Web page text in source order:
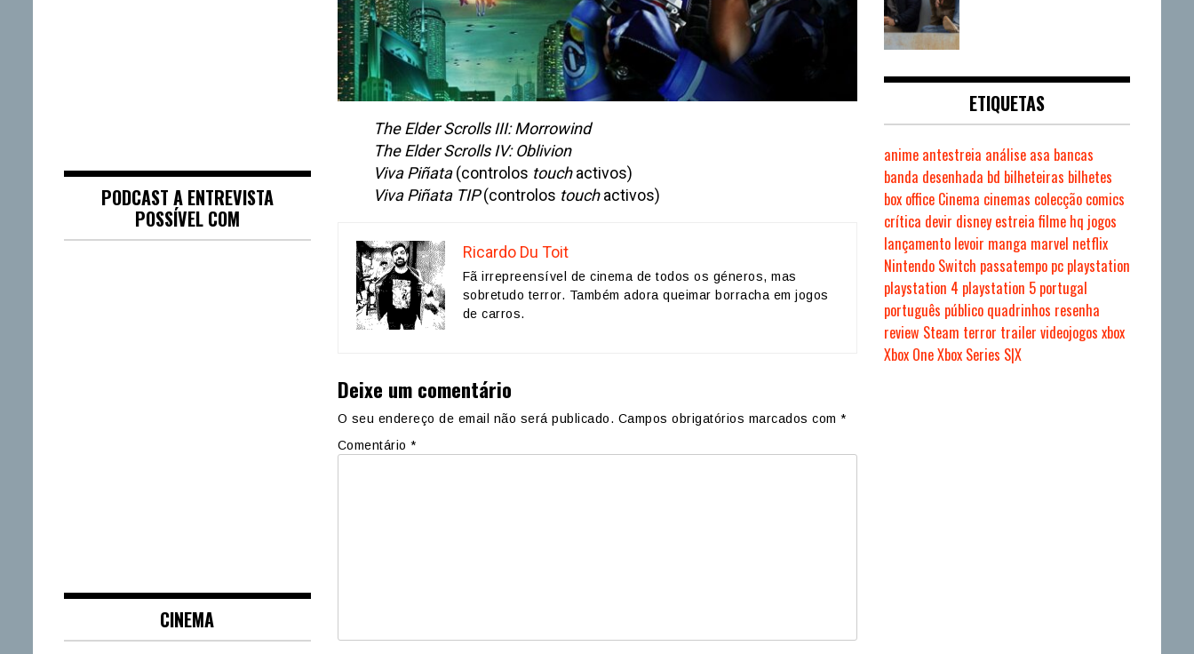
The Elder Scrolls III: Morrowind
The Elder Scrolls IV: Oblivion
Viva Piñata(controlos touchactivos)
Viva Piñata TIP(controlos touchactivos)
Ricardo Du Toit
Fã irrepreensível de cinema de todos os géneros, mas
sobretudo terror. Também adora queimar borracha em jogos
de carros.
Deixe um comentário
O seu endereço de email não será publicado. Campos obrigatórios marcados com *
Comentário *
PODCAST A ENTREVISTA
POSSÍVEL COM
CINEMA
ETIQUETAS
anime antestreia análise asa bancas
banda desenhada bd bilheteiras bilhetes
box office Cinema cinemas colecção comics
crítica devir disney estreiafilme hq jogos
lançamento levoir manga marvel netflix
Nintendo Switch passatempo pc playstation
playstation 4 playstation 5 portugal
português público quadrinhos resenha
review Steam terror trailer videojogos xbox
Xbox OneXbox Series S|X